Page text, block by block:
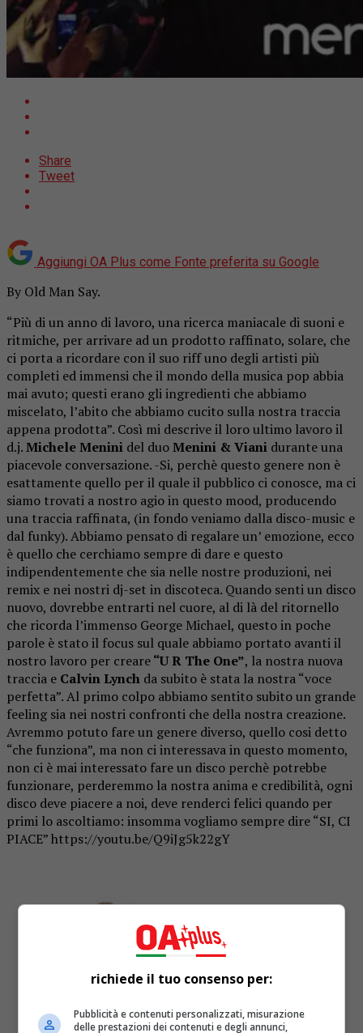
Share
Tweet
Aggiungi OA Plus come Fonte preferita su Google
By Old Man Say.
“Più di un anno di lavoro, una ricerca maniacale di suoni e
ritmiche, per arrivare ad un prodotto raffinato, solare, che
ci porta a ricordare con il suo riff uno degli artisti più
completi ed immensi che il mondo della musica pop abbia
mai avuto; questi erano gli ingredienti che abbiamo
miscelato, l’abito che abbiamo cucito sulla nostra traccia
appena prodotta”. Così mi descrive il loro ultimo lavoro il
d.j.Michele Menini del duoMenini & Viani durante una
piacevole conversazione. -Si, perchè questo genere non è
esattamente quello per il quale il pubblico ci conosce, ma ci
siamo trovati a nostro agio in questo mood, producendo
una traccia raffinata, (in fondo veniamo dalla disco-music e
dal funky). Abbiamo pensato di regalare un’ emozione, ecco
è quello che cerchiamo sempre di dare e questo
indipendentemente che sia nelle nostre produzioni, nei
remix e nei nostri dj-set in discoteca. Quando senti un disco
nuovo, dovrebbe entrarti nel cuore, al di là del ritornello
che ricorda l’immenso George Michael, questo in poche
parole è stato il focus sul quale abbiamo portato avanti il
nostro lavoro per creare“U R The One”, la nostra nuova
traccia e Calvin Lynch da subito è stata la nostra “voce
perfetta”. Al primo colpo abbiamo sentito subito un grande
feeling sia nei nostri confronti che della nostra creazione.
Avremmo potuto fare un genere diverso, quello cosi detto
“che funziona”, ma non ci interessava in questo momento,
non ci è mai interessato fare un disco perchè potrebbe
funzionare, perderemmo la nostra anima e credibilità, ogni
disco deve piacere a noi, deve renderci felici quando per
primi lo ascoltiamo: insomma vogliamo sempre dire “SI, CI
PIACE” https://youtu.be/Q9iJg5k22gY
richiede il tuo consenso per:
Pubblicità e contenuti personalizzati, misurazione
delle prestazioni dei contenuti e degli annunci,